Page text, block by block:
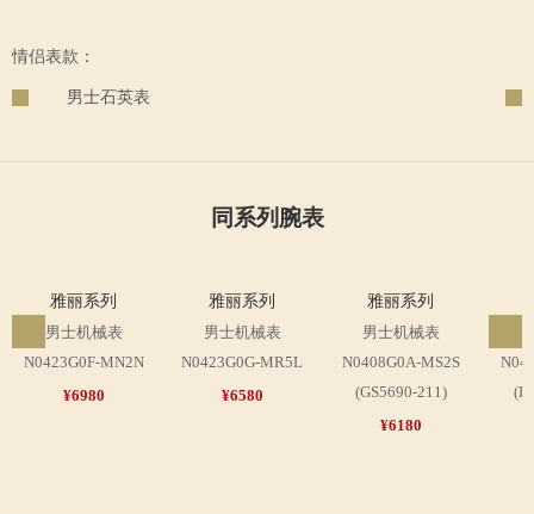
情侣表款：
男士石英表
同系列腕表
雅丽系列
男士机械表
N0423G0F-MN2N
¥6980
雅丽系列
男士机械表
N0423G0G-MR5L
¥6580
雅丽系列
男士机械表
N0408G0A-MS2S
(GS5690-211)
¥6180